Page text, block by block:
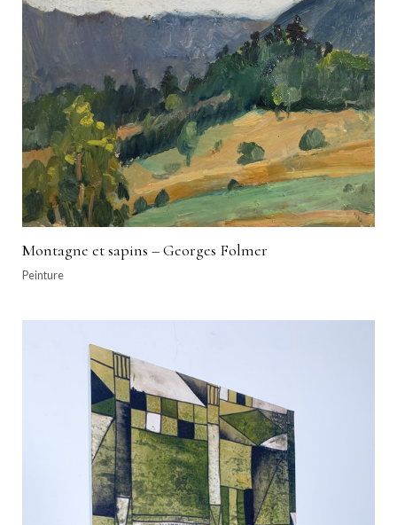
Montagne et sapins – Georges Folmer
Peinture